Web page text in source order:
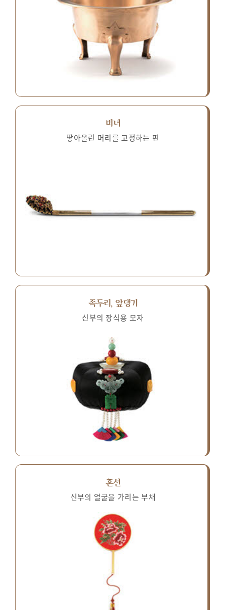
비녀
땋아올린 머리를 고정하는 핀
족두리, 앞댕기
신부의 장식용 모자
혼선
신부의 얼굴을 가리는 부채